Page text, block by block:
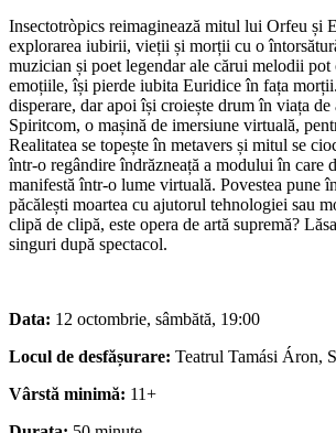
Insectotròpics reimaginează mitul lui Orfeu și
explorarea iubirii, vieții și morții cu o
muzician și poet legendar ale cărui melodii pot
emoțiile, își pierde iubita Euridice în fața
disperare, dar apoi își croiește drum în viața
Spiritcom, o mașină de imersiune virtuală,
Realitatea se topește în metavers și mitul se
într-o regândire îndrăzneață a modului în care
manifestă într-o lume virtuală. Povestea pune
păcălești moartea cu ajutorul tehnologiei sau
clipă de clipă, este opera de artă supremă?
singuri după spectacol.
Data: 12 octombrie, sâmbătă, 19:00
Locul de desfășurare: Teatrul Tamási Áron,
Vârstă minimă: 11+